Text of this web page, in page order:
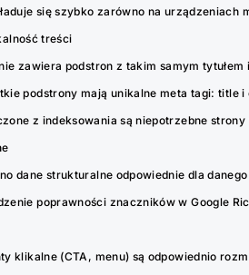
się szybko zarówno na urządzeniach
treści
zawiera podstron z takim samym tytułem
podstrony mają unikalne meta tagi: title i
z indeksowania są niepotrzebne
dane strukturalne odpowiednie dla
poprawności znaczników w Google
klikalne (CTA, menu) są odpowiednio